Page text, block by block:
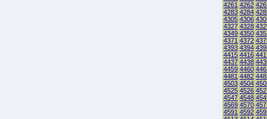
4261 4262
4283 4284
4305 4306
4327 4328
4349 4350
4371 4372
4393 4394
4415 4416
4437 4438
4459 4460
4481 4482
4503 4504
4525 4526
4547 4548
4569 4570
4591 4592